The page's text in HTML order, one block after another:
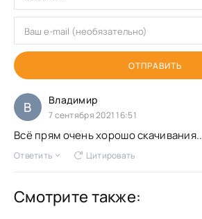
ОТПРАВИТЬ
В Владимир
7 сентября 2021 16:51
Всё прям очень хорошо скачивания..
Ответить Цитировать
Смотрите также: